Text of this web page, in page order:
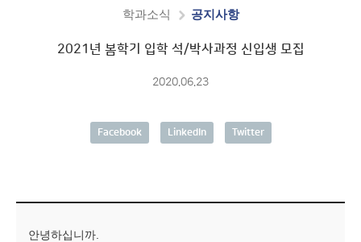
학과소식 공지사항
2021년 봄학기 입학 석/박사과정 신입생 모집
2020.06.23
Facebook LinkedIn Twitter
안녕하십니까.